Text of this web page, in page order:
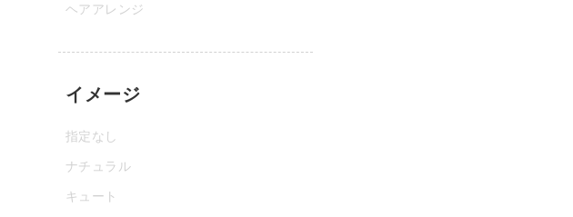
ヘアアレンジ
イメージ
指定なし
ナチュラル
キュート